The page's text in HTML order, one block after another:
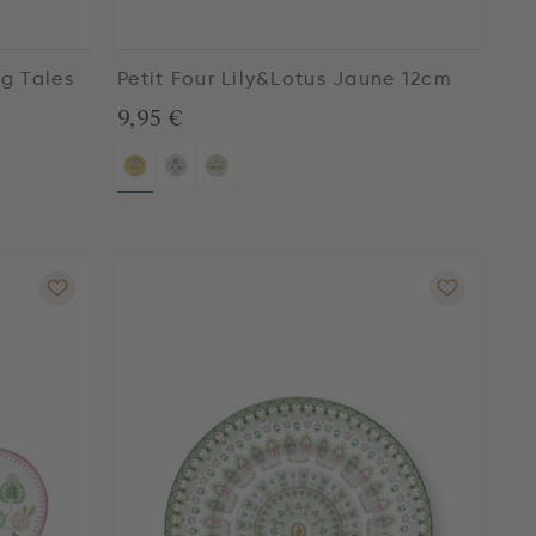
Tales Petit Four Lily&Lotus Jaune 12cm
9,95 €